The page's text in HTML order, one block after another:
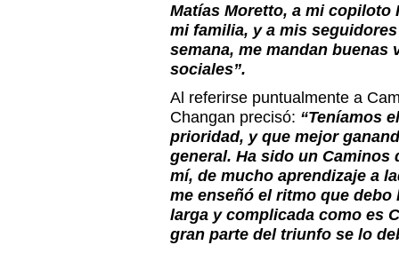
Matías Moretto, a mi copiloto
mi familia, y a mis
semana, me mandan buenas
sociales”.
Al referirse puntualmente a
Changan precisó: “Teníamos
prioridad, y que mejor
general. Ha sido un Caminos
mí, de mucho aprendizaje a
me enseñó el ritmo que debo
larga y complicada como es
gran parte del triunfo se lo